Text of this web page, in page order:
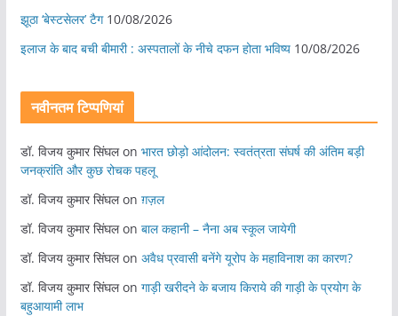
झूठा ‘बेस्टसेलर’ टैग 10/08/2026
इलाज के बाद बची बीमारी : अस्पतालों के नीचे दफन होता भविष्य 10/08/2026
नवीनतम टिप्पणियां
डॉ. विजय कुमार सिंघलon भारत छोड़ो आंदोलन: स्वतंत्रता संघर्ष की अंतिम बड़ी
जनक्रांति और कुछ रोचक पहलू
डॉ. विजय कुमार सिंघलon ग़ज़ल
डॉ. विजय कुमार सिंघलon बाल कहानी – नैना अब स्कूल जायेगी
डॉ. विजय कुमार सिंघलon अवैध प्रवासी बनेंगे यूरोप के महाविनाश का कारण?
डॉ. विजय कुमार सिंघलon गाड़ी खरीदने के बजाय किराये की गाड़ी के प्रयोग के
बहुआयामी लाभ